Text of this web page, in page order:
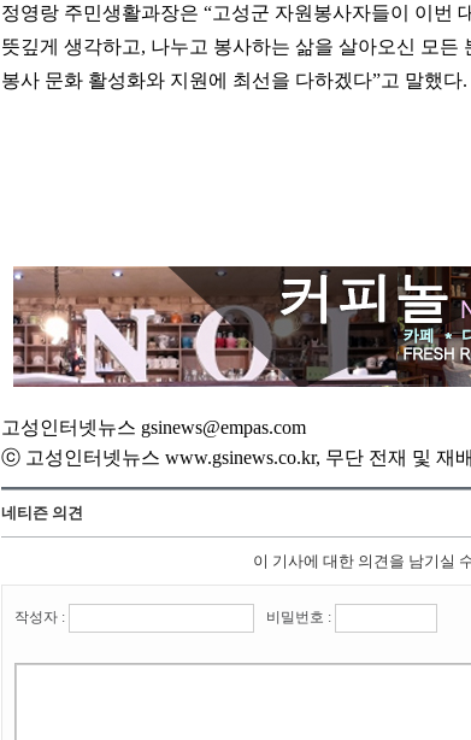
정영랑 주민생활과장은 “고성군 자원봉사자들이 이번
뜻깊게 생각하고, 나누고 봉사하는 삶을 살아오신 모든
봉사 문화 활성화와 지원에 최선을 다하겠다”고 말했다.
고성인터넷뉴스 gsinews@empas.com
ⓒ 고성인터넷뉴스 www.gsinews.co.kr, 무단 전재 및 재
네티즌 의견
이 기사에 대한 의견을 남기실
작성자 : 비밀번호 :